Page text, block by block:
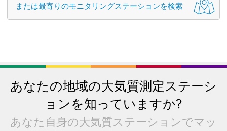
または最寄りのモニタリングステーションを検索
あなたの地域の大気質測定ステーシ
ョンを知っていますか?
あなた自身の大気質ステーションでマッ